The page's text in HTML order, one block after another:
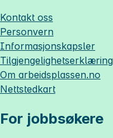
Kontakt oss
Personvern
Informasjonskapsler
Tilgjengelighetserklæring
Om arbeidsplassen.no
Nettstedkart
For jobbsøkere